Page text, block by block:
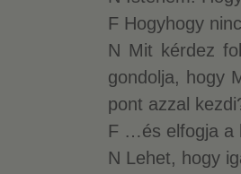
F Hogyhogy
N Mit kérdez
gondolja, hogy
pont azzal
F …és elfogja a
N Lehet, hogy